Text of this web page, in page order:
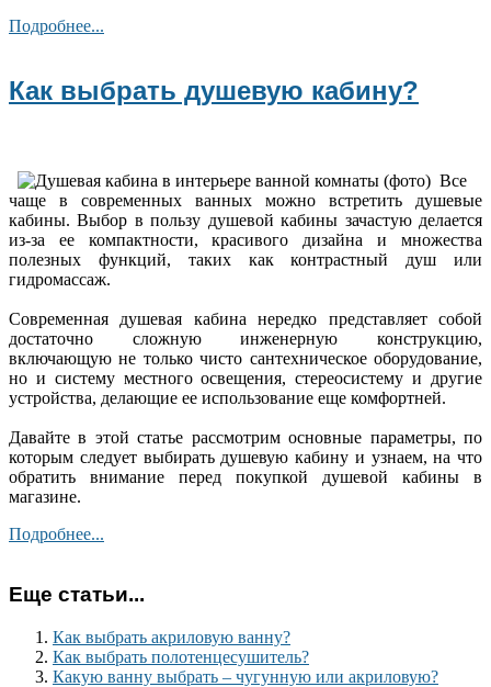
Подробнее...
Как выбрать душевую кабину?
Все
чаще в современных ванных можно встретить душевые
кабины. Выбор в пользу душевой кабины зачастую делается
из-за ее компактности, красивого дизайна и множества
полезных функций, таких как контрастный душ или
гидромассаж.
Современная душевая кабина нередко представляет собой
достаточно сложную инженерную конструкцию,
включающую не только чисто сантехническое оборудование,
но и систему местного освещения, стереосистему и другие
устройства, делающие ее использование еще комфортней.
Давайте в этой статье рассмотрим основные параметры, по
которым следует выбирать душевую кабину и узнаем, на что
обратить внимание перед покупкой душевой кабины в
магазине.
Подробнее...
Еще статьи...
Как выбрать акриловую ванну?
Как выбрать полотенцесушитель?
Какую ванну выбрать – чугунную или акриловую?